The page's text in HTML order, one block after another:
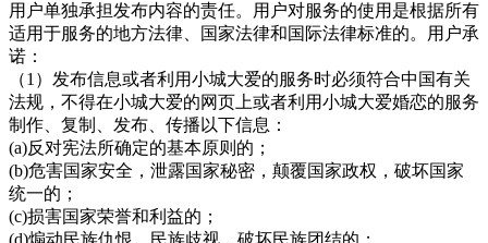
用户单独承担发布内容的责任。用户对服务的使用是根据所有
适用于服务的地方法律、国家法律和国际法律标准的。用户承
诺：
（1）发布信息或者利用小城大爱的服务时必须符合中国有关
法规，不得在小城大爱的网页上或者利用小城大爱婚恋的服务
制作、复制、发布、传播以下信息：
(a)反对宪法所确定的基本原则的；
(b)危害国家安全，泄露国家秘密，颠覆国家政权，破坏国家
统一的；
(c)损害国家荣誉和利益的；